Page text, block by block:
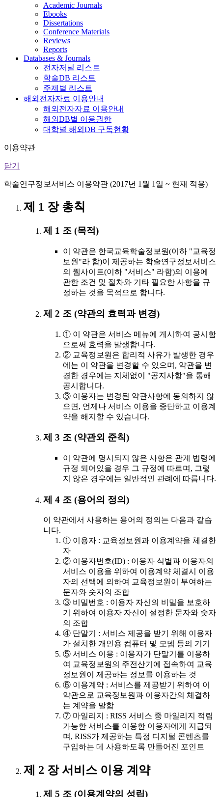
Academic Journals
Ebooks
Dissertations
Conference Materials
Reviews
Reports
Databases & Journals
전자저널 리스트
학술DB 리스트
주제별 리스트
해외전자자료 이용안내
해외전자자료 이용안내
해외DB별 이용권한
대학별 해외DB 구독현황
이용약관
닫기
학술연구정보서비스 이용약관 (2017년 1월 1일 ~ 현재 적용)
제 1 장 총칙
제 1 조 (목적)
이 약관은 한국교육학술정보원(이하 "교육정
보원"라 함)이 제공하는 학술연구정보서비스
의 웹사이트(이하 "서비스" 라함)의 이용에
관한 조건 및 절차와 기타 필요한 사항을 규
정하는 것을 목적으로 합니다.
제 2 조 (약관의 효력과 변경)
① 이 약관은 서비스 메뉴에 게시하여 공시함
으로써 효력을 발생합니다.
② 교육정보원은 합리적 사유가 발생한 경우
에는 이 약관을 변경할 수 있으며, 약관을 변
경한 경우에는 지체없이 "공지사항"을 통해
공시합니다.
③ 이용자는 변경된 약관사항에 동의하지 않
으면, 언제나 서비스 이용을 중단하고 이용계
약을 해지할 수 있습니다.
제 3 조 (약관외 준칙)
이 약관에 명시되지 않은 사항은 관계 법령에
규정 되어있을 경우 그 규정에 따르며, 그렇
지 않은 경우에는 일반적인 관례에 따릅니다.
제 4 조 (용어의 정의)
이 약관에서 사용하는 용어의 정의는 다음과 같습
니다.
① 이용자 : 교육정보원과 이용계약을 체결한
자
② 이용자번호(ID) : 이용자 식별과 이용자의
서비스 이용을 위하여 이용계약 체결시 이용
자의 선택에 의하여 교육정보원이 부여하는
문자와 숫자의 조합
③ 비밀번호 : 이용자 자신의 비밀을 보호하
기 위하여 이용자 자신이 설정한 문자와 숫자
의 조합
④ 단말기 : 서비스 제공을 받기 위해 이용자
가 설치한 개인용 컴퓨터 및 모뎀 등의 기기
⑤ 서비스 이용 : 이용자가 단말기를 이용하
여 교육정보원의 주전산기에 접속하여 교육
정보원이 제공하는 정보를 이용하는 것
⑥ 이용계약 : 서비스를 제공받기 위하여 이
약관으로 교육정보원과 이용자간의 체결하
는 계약을 말함
⑦ 마일리지 : RISS 서비스 중 마일리지 적립
가능한 서비스를 이용한 이용자에게 지급되
며, RISS가 제공하는 특정 디지털 콘텐츠를
구입하는 데 사용하도록 만들어진 포인트
제 2 장 서비스 이용 계약
제 5 조 (이용계약의 성립)